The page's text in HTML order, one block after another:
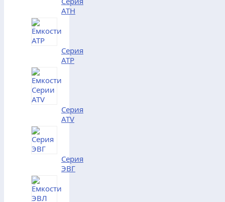
АТH
Серия
АТP
Серия
АТV
Серия
ЭВГ